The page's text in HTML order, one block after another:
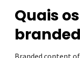
Quais
Branded content